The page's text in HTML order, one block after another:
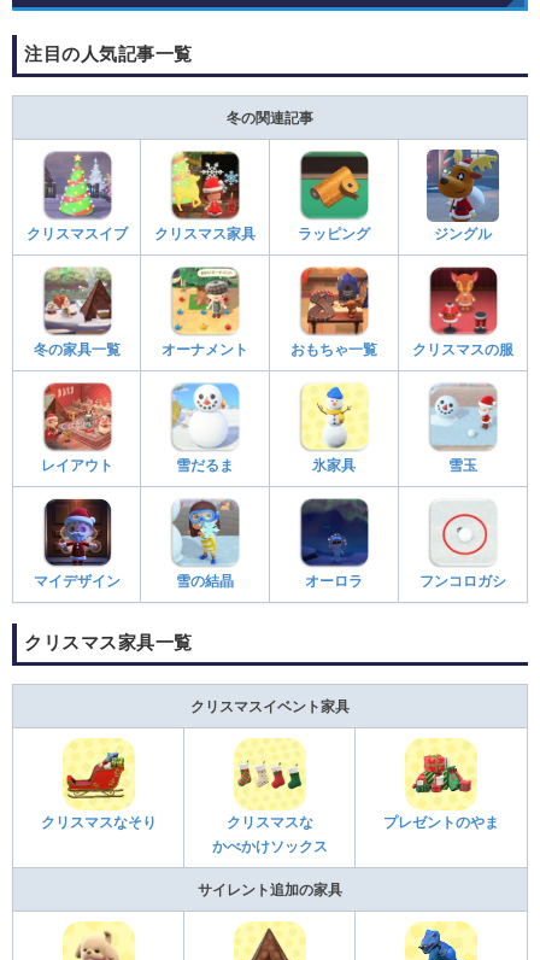
注目の人気記事一覧
冬の関連記事
クリスマスイブ クリスマス家具 ラッピング ジングル
冬の家具一覧 オーナメント おもちゃ一覧 クリスマスの服
レイアウト 雪だるま 氷家具 雪玉
マイデザイン 雪の結晶 オーロラ フンコロガシ
クリスマス家具一覧
クリスマスイベント家具
クリスマスなそり
クリスマスな
かべかけソックス
プレゼントのやま
サイレント追加の家具